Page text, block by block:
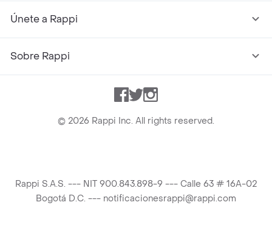
Únete a Rappi
Sobre Rappi
Facebook
TwitterInstagram
© 2026 Rappi Inc. All rights reserved.
Rappi S.A.S. --- NIT 900.843.898-9 --- Calle 63 # 16A-02
Bogotá D.C. --- notificacionesrappi@rappi.com